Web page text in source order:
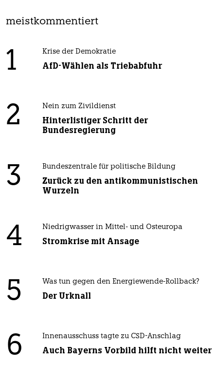
meistkommentiert
1 Krise der Demokratie
AfD-Wählen als Triebabfuhr
2 Nein zum Zivildienst
Hinterlistiger Schritt der
Bundesregierung
3 Bundeszentrale für politische Bildung
Zurück zu den antikommunistischen
Wurzeln
4 Niedrigwasser in Mittel- und Osteuropa
Stromkrise mit Ansage
5 Was tun gegen den Energiewende-Rollback?
Der Urknall
6 Innenausschuss tagte zu CSD-Anschlag
Auch Bayerns Vorbild hilft nicht weiter